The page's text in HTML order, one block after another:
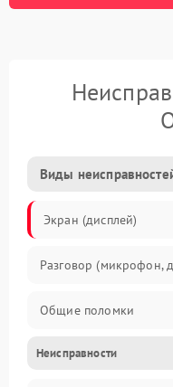
Виды
Экран (дисплей)
Разговор (микрофон,
Общие поломки
Проблемы связи
Неисправности